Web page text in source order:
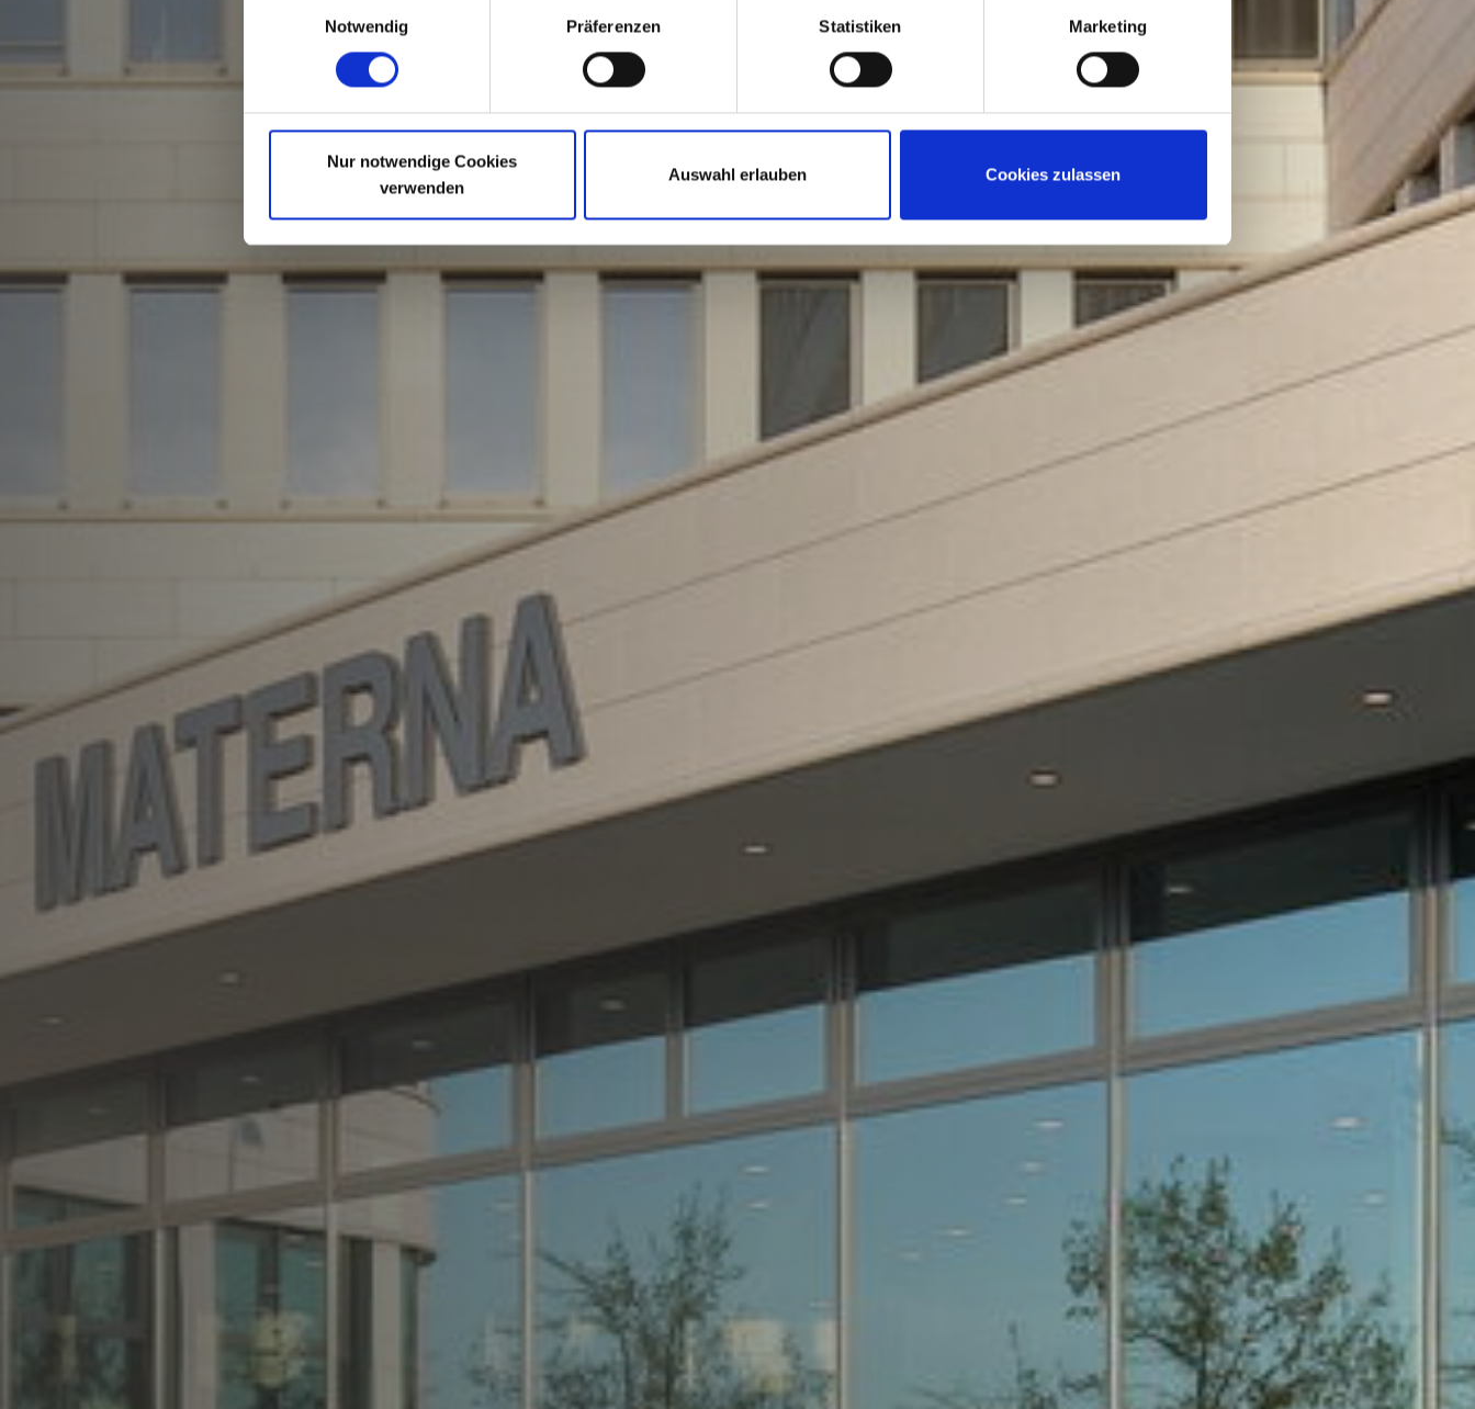
Notwendig
Präferenzen Statistiken Marketing
Nur notwendige Cookies
verwenden
Auswahl erlauben Cookies zulassen